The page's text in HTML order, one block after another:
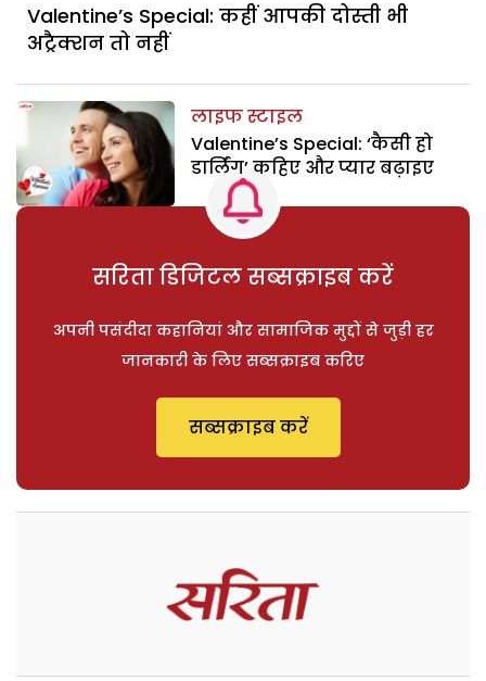
Valentine’s Special: कहीं आपकी दोस्ती भी
अट्रैक्शन तो नहीं
लाइफ स्टाइल
Valentine’s Special: ‘कैसी हो
डार्लिंग’ कहिए और प्यार बढ़ाइए
सरिता डिजिटल सब्सक्राइब करें
अपनी पसंदीदा कहानियां और सामाजिक मुद्दों से जुड़ी हर
जानकारी के लिए सब्सक्राइब करिए
सब्सक्राइब करें